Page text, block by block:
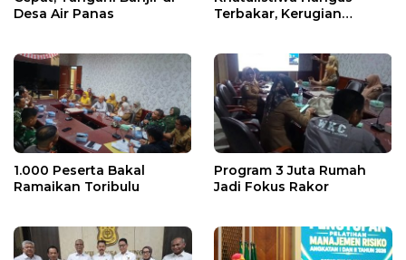
Desa Air Panas
Terbakar, Kerugian
1.000 Peserta Bakal
Ramaikan Toribulu
Program 3 Juta Rumah
Jadi Fokus Rakor